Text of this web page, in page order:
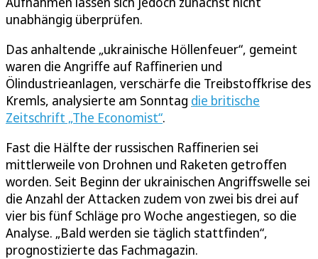
unabhängig überprüfen.
Das anhaltende „ukrainische Höllenfeuer“, gemeint
waren die Angriffe auf Raffinerien und
Ölindustrieanlagen, verschärfe die Treibstoffkrise des
Kremls, analysierte am Sonntag die britische
Zeitschrift „The Economist“.
Fast die Hälfte der russischen Raffinerien sei
mittlerweile von Drohnen und Raketen getroffen
worden. Seit Beginn der ukrainischen Angriffswelle sei
die Anzahl der Attacken zudem von zwei bis drei auf
vier bis fünf Schläge pro Woche angestiegen, so die
Analyse. „Bald werden sie täglich stattfinden“,
prognostizierte das Fachmagazin.